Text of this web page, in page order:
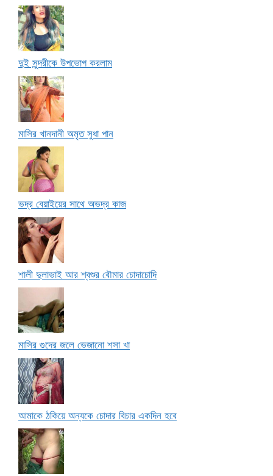
দুই সুন্দরীকে উপভোগ করলাম
মাসির খানদানী অমৃত সুধা পান
ভদ্র বেয়াইয়ের সাথে অভদ্র কাজ
শালী দুলাভাই আর শ্বশুর বৌমার চোদাচোদি
মাসির গুদের জলে ভেজানো শসা খা
আমাকে ঠকিয়ে অন্যকে চোদার বিচার একদিন হবে